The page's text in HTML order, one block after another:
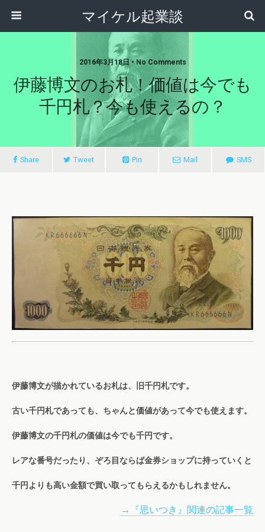
マイケル起業談
2016年3月18日 • No Comments
伊藤博文のお札！価値は今でも
千円札？今も使えるの？
Share Tweet Pin Mail SMS
伊藤博文が描かれているお札は、旧千円札です。
古い千円札であっても、ちゃんと価値があって今でも使えます。
伊藤博文の千円札の価値は今でも千円です。
レアな番号だったり、ぞろ目ならば金券ショップに持っていくと
千円よりも高い金額で買い取ってもらえるかもしれません。
→『思いつき』関連の記事一覧